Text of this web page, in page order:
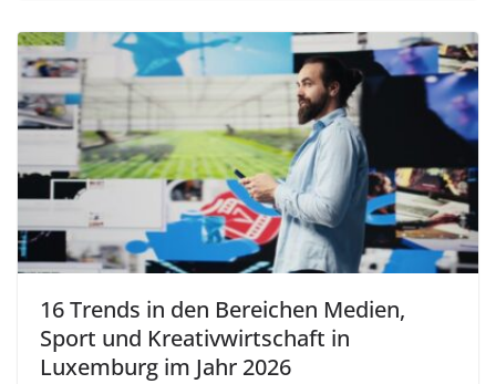
16 Trends in den Bereichen Medien,
Sport und Kreativwirtschaft in
Luxemburg im Jahr 2026